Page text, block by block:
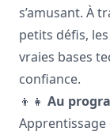
s’amusant. À
petits défis,
vraies bases
confiance.
👦👧 Au
Apprentissage